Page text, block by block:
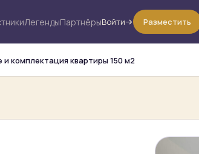
ЛегендыПартнёрыВойти Разместить
комплектация квартиры 150 м2